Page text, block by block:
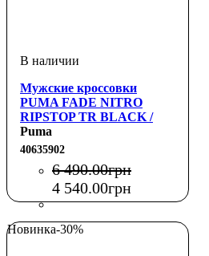
Мужские кроссовки
PUMA FADE NITRO
RIPSTOP TR BLACK /
PLUM WINE /
MOUNTAIN BLUE
Puma
40635902
6 490.00грн
4 540.00грн
Новинка-30%